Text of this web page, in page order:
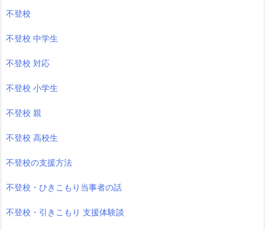
不登校
不登校 中学生
不登校 対応
不登校 小学生
不登校 親
不登校 高校生
不登校の支援方法
不登校・ひきこもり当事者の話
不登校・引きこもり 支援体験談